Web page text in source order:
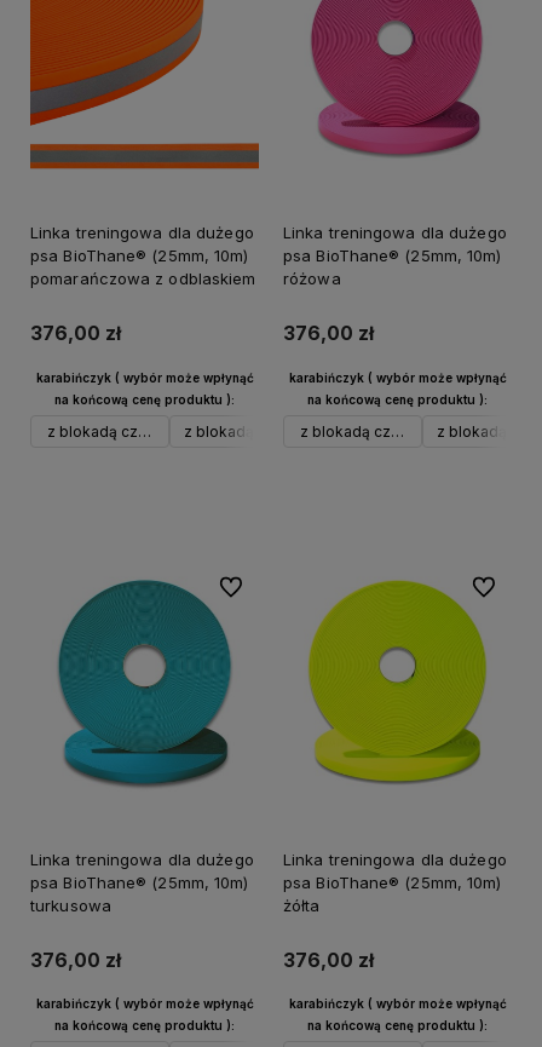
Linka treningowa dla dużego
psa BioThane® (25mm, 10m)
pomarańczowa z odblaskiem
376,00 zł
karabińczyk ( wybór może wpłynąć
na końcową cenę produktu ):
z blokadą czarny aluz blokadą srebrny aluw typie Frog do 40 kg czarny
Linka treningowa dla dużego
psa BioThane® (25mm, 10m)
różowa
376,00 zł
karabińczyk ( wybór może wpłynąć
na końcową cenę produktu ):
z blokadą czarny aluz blokadą
Linka treningowa dla dużego
psa BioThane® (25mm, 10m)
turkusowa
376,00 zł
karabińczyk ( wybór może wpłynąć
na końcową cenę produktu ):
Do ulubionych
Linka treningowa dla dużego
psa BioThane® (25mm, 10m)
żółta
376,00 zł
karabińczyk ( wybór może wpłynąć
na końcową cenę produktu ):
Do